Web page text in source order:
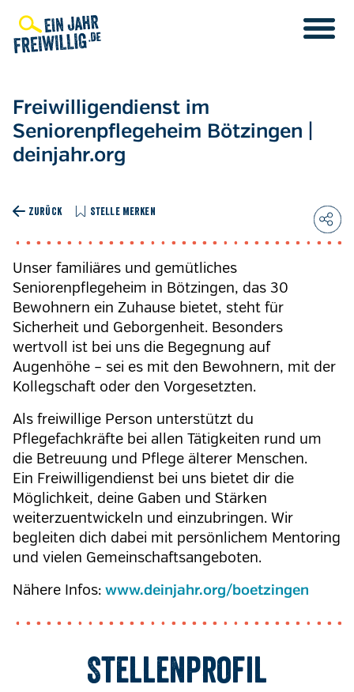
zum
Inhalt
Freiwilligendienst im
Seniorenpflegeheim Bötzingen |
deinjahr.org
ZURÜCK STELLE MERKEN
Unser familiäres und gemütliches
Seniorenpflegeheim in Bötzingen, das 30
Bewohnern ein Zuhause bietet, steht für
Sicherheit und Geborgenheit. Besonders
wertvoll ist bei uns die Begegnung auf
Augenhöhe – sei es mit den Bewohnern, mit der
Kollegschaft oder den Vorgesetzten.
Als freiwillige Person unterstützt du
Pflegefachkräfte bei allen Tätigkeiten rund um
die Betreuung und Pflege älterer Menschen.
Ein Freiwilligendienst bei uns bietet dir die
Möglichkeit, deine Gaben und Stärken
weiterzuentwickeln und einzubringen. Wir
begleiten dich dabei mit persönlichem Mentoring
und vielen Gemeinschaftsangeboten.
Nähere Infos: www.deinjahr.org/boetzingen
Stellenprofil